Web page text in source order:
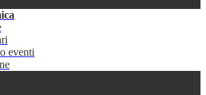
eventi